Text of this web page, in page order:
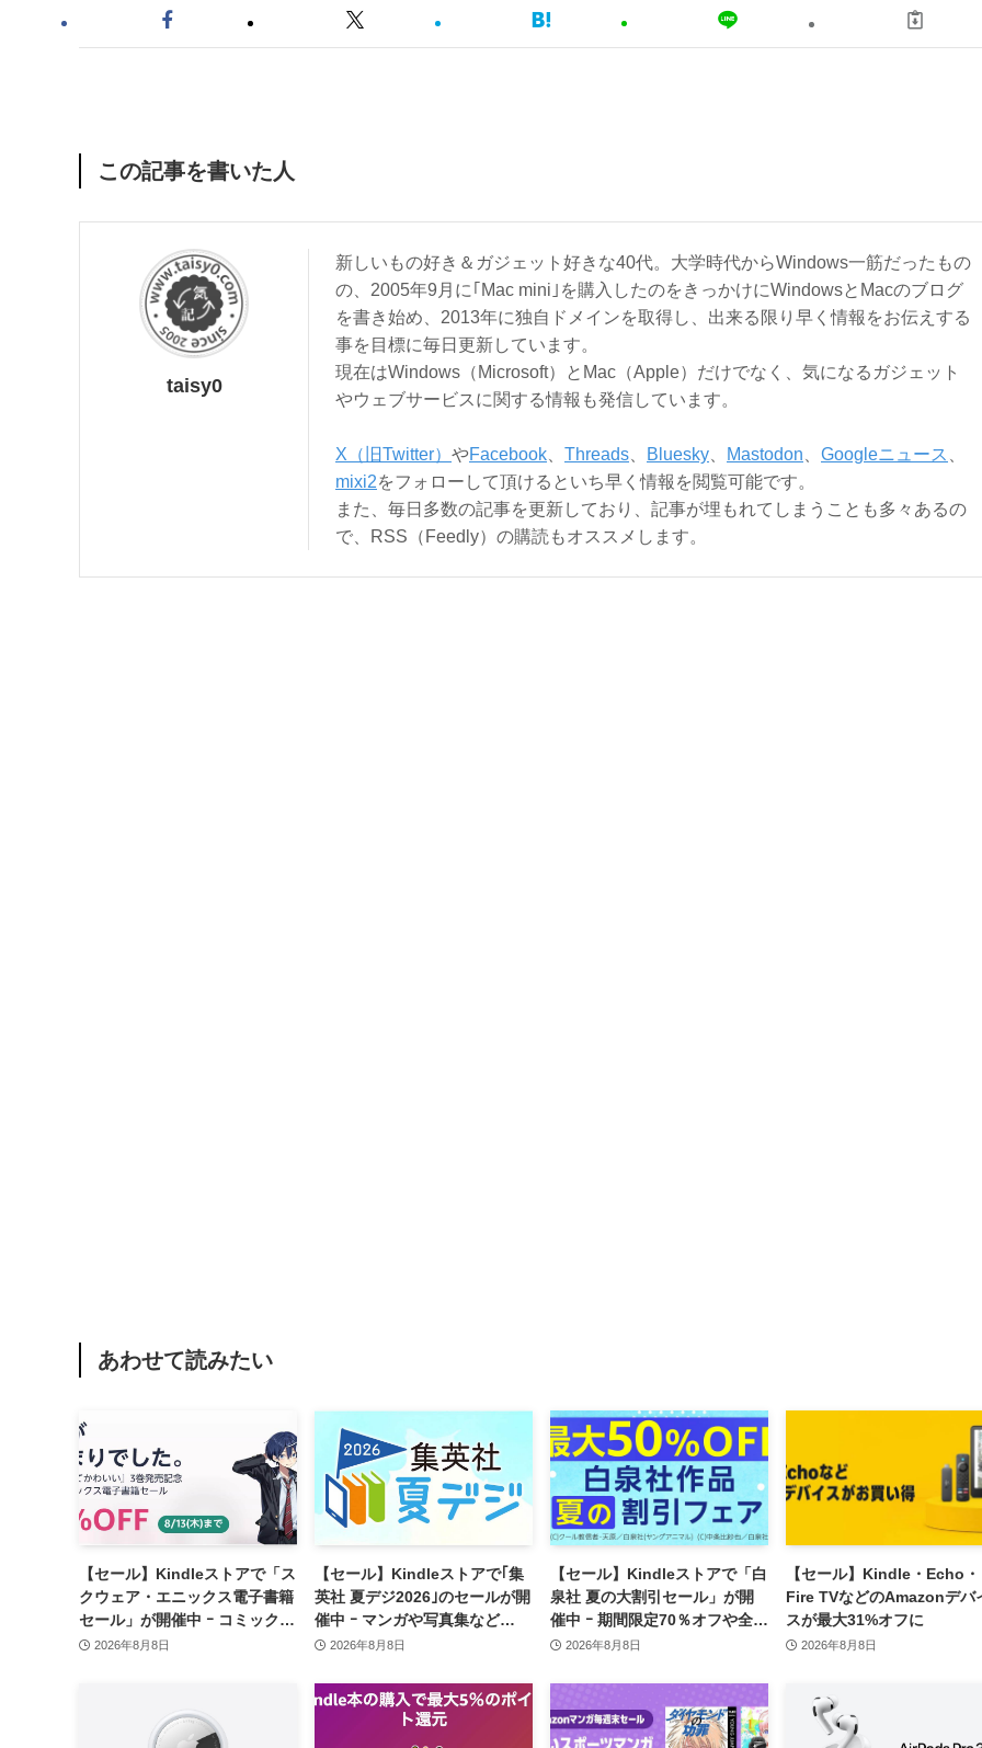
この記事を書いた人
taisy0
新しいもの好き＆ガジェット好きな40代。大学時代からWindows一筋だったもの
の、2005年9月に｢Mac mini｣を購入したのをきっかけにWindowsとMacのブログ
を書き始め、2013年に独自ドメインを取得し、出来る限り早く情報をお伝えする
事を目標に毎日更新しています。
現在はWindows（Microsoft）とMac（Apple）だけでなく、気になるガジェット
やウェブサービスに関する情報も発信しています。
X（旧Twitter） やFacebook Threads Bluesky Mastodon Googleニュース
mixi2をフォローして頂けるといち早く情報を閲覧可能です。
また、毎日多数の記事を更新しており、記事が埋もれてしまうことも多々あるの
で、RSS（Feedly）の購読もオススメします。
あわせて読みたい
【セール】Kindleストアで「ス
クウェア・エニックス電子書籍
セール」が開催中 ｰ コミックや
ゲーム関連書籍などが最大50％
2026年8月8日
【セール】Kindleストアで｢集
英社 夏デジ2026｣のセールが開
催中 ｰ マンガや写真集など
1,000冊以上が30％ポイント還
2026年8月8日
【セール】Kindleストアで「白
泉社 夏の大割引セール」が開
催中 ｰ 期間限定70％オフや全巻
50％オフなど
2026年8月8日
【セール】Kindle・Echo・
Fire TVなどのAmazonデバ
スが最大31%オフに
2026年8月8日